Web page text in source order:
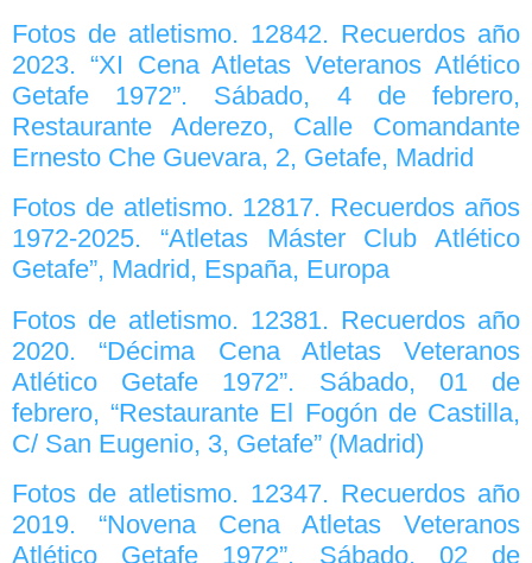
Fotos de atletismo. 12842. Recuerdos año
2023. “XI Cena Atletas Veteranos Atlético
Getafe 1972”. Sábado, 4 de febrero,
Restaurante Aderezo, Calle Comandante
Ernesto Che Guevara, 2, Getafe, Madrid
Fotos de atletismo. 12817. Recuerdos años
1972-2025. “Atletas Máster Club Atlético
Getafe”, Madrid, España, Europa
Fotos de atletismo. 12381. Recuerdos año
2020. “Décima Cena Atletas Veteranos
Atlético Getafe 1972”. Sábado, 01 de
febrero, “Restaurante El Fogón de Castilla,
C/ San Eugenio, 3, Getafe” (Madrid)
Fotos de atletismo. 12347. Recuerdos año
2019. “Novena Cena Atletas Veteranos
Atlético Getafe 1972”. Sábado, 02 de